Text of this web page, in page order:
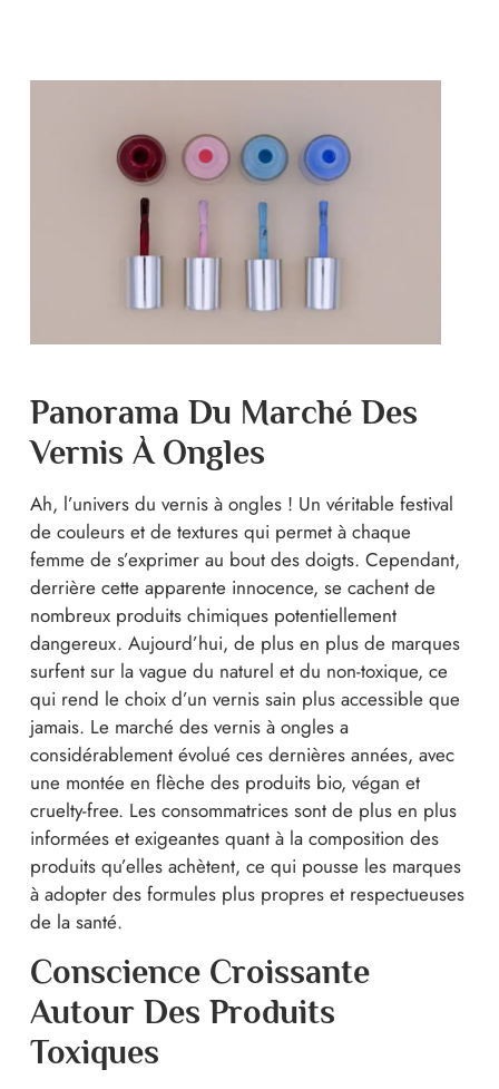
Panorama Du Marché Des
Vernis À Ongles
Ah, l’univers du vernis à ongles ! Un véritable festival
de couleurs et de textures qui permet à chaque
femme de s’exprimer au bout des doigts. Cependant,
derrière cette apparente innocence, se cachent de
nombreux produits chimiques potentiellement
dangereux. Aujourd’hui, de plus en plus de marques
surfent sur la vague du naturel et du non-toxique, ce
qui rend le choix d’un vernis sain plus accessible que
jamais. Le marché des vernis à ongles a
considérablement évolué ces dernières années, avec
une montée en flèche des produits bio, végan et
cruelty-free. Les consommatrices sont de plus en plus
informées et exigeantes quant à la composition des
produits qu’elles achètent, ce qui pousse les marques
à adopter des formules plus propres et respectueuses
de la santé.
Conscience Croissante
Autour Des Produits
Toxiques